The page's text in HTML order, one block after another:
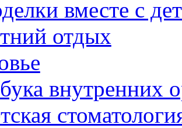
вместе с
отдых
внутренних